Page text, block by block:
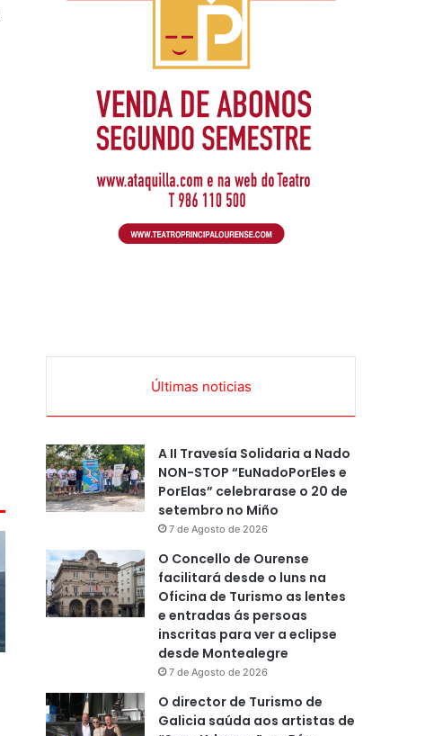
Últimas noticias
A II Travesía Solidaria a Nado
NON-STOP “EuNadoPorEles e
PorElas” celebrarase o 20 de
setembro no Miño
7 de Agosto de 2026
O Concello de Ourense
facilitará desde o luns na
Oficina de Turismo as lentes
e entradas ás persoas
inscritas para ver a eclipse
desde Montealegre
7 de Agosto de 2026
O director de Turismo de
Galicia saúda aos artistas de